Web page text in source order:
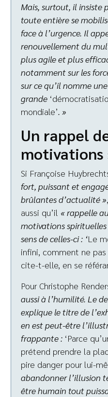
Mais, surtout, il insiste
toute entière se
face à l’urgence. Il
renouvellement du
plus agile et plus
notamment sur les
sur ce qu’il nomme
grande
mondiale’ . »
Un rappel
Si Françoise
fort, puissant et
brûlantes d’actualité »
aussi qu’il « rappelle
motivations
sens de celles-ci : ‘Le
infini, comment ne pas
cite-t-elle, en se
Pour Christophe
aussi à l’humilité. Le
explique le titre de
en est peut-être
frappante : ‘Parce
prétend prendre la
pire danger pour lui-
abandonner l’illusion
être humain tout